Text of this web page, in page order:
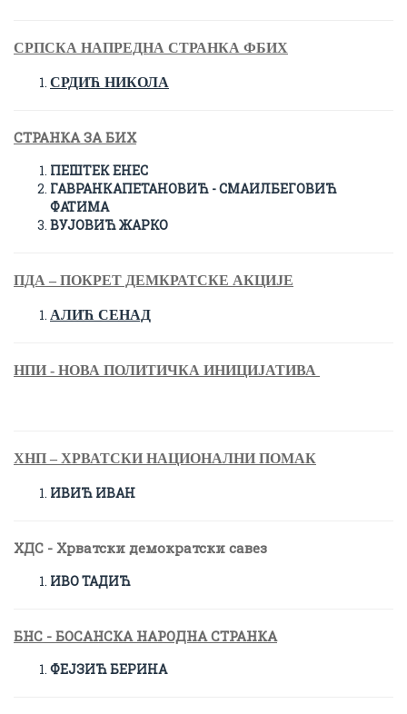
СРПСКА НАПРЕДНА СТРАНКА ФБИХ
СРДИЋ НИКОЛА
СТРАНКА ЗА БИХ
ПЕШТЕК ЕНЕС
ГАВРАНКАПЕТАНОВИЋ - СМАИЛБЕГОВИЋ
ФАТИМА
ВУЈОВИЋ ЖАРКО
ПДА – ПОКРЕТ ДЕМКРАТСКЕ АКЦИЈЕ
АЛИЋ СЕНАД
НПИ - НОВА ПОЛИТИЧКА ИНИЦИЈАТИВА
ХНП – ХРВАТСКИ НАЦИОНАЛНИ ПОМАК
ИВИЋ ИВАН
ХДС - Хрватски демократски савез
ИВО ТАДИЋ
БНС - БОСАНСКА НАРОДНА СТРАНКА
ФЕЈЗИЋ БЕРИНА